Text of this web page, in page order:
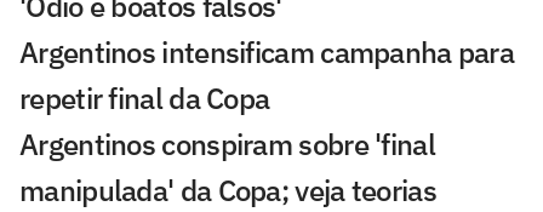
Argentinos intensificam campanha para
repetir final da Copa
Argentinos conspiram sobre 'final
manipulada' da Copa; veja teorias